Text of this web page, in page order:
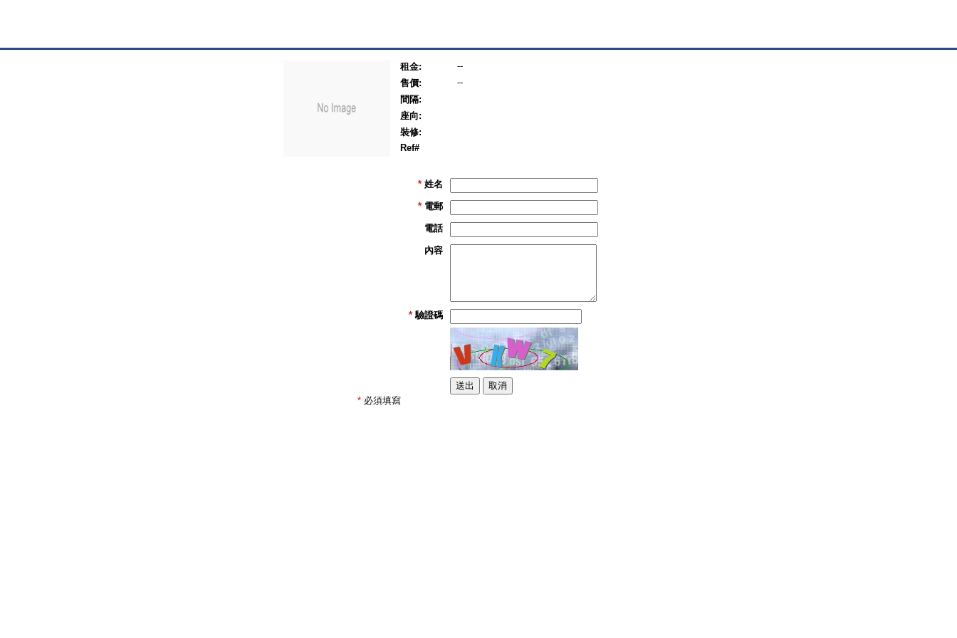
租金:
--
售價:
--
間隔:
座向:
裝修:
Ref#
* 姓名
* 電郵
電話
內容
* 驗證碼
* 必須填寫